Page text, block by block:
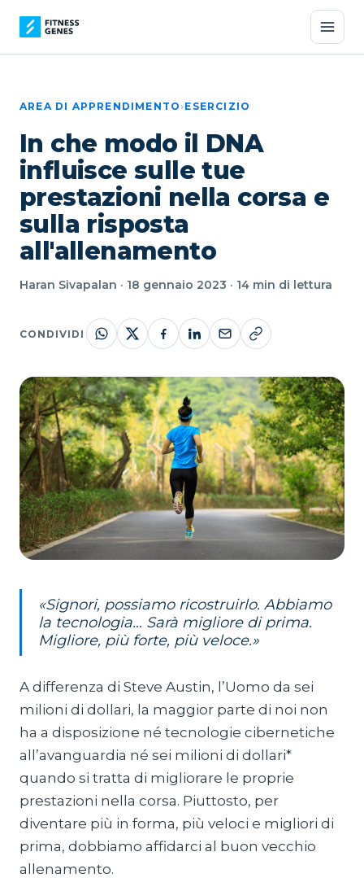
AREA DI APPRENDIMENTO›ESERCIZIO
In che modo il DNA
influisce sulle tue
prestazioni nella corsa e
sulla risposta
all'allenamento
Haran Sivapalan · 18 gennaio 2023 · 14 min di lettura
CONDIVIDI
«Signori, possiamo ricostruirlo. Abbiamo
la tecnologia… Sarà migliore di prima.
Migliore, più forte, più veloce.»
A differenza di Steve Austin, l’Uomo da sei
milioni di dollari, la maggior parte di noi non
ha a disposizione né tecnologie cibernetiche
all’avanguardia né sei milioni di dollari*
quando si tratta di migliorare le proprie
prestazioni nella corsa. Piuttosto, per
diventare più in forma, più veloci e migliori di
prima, dobbiamo affidarci al buon vecchio
allenamento.